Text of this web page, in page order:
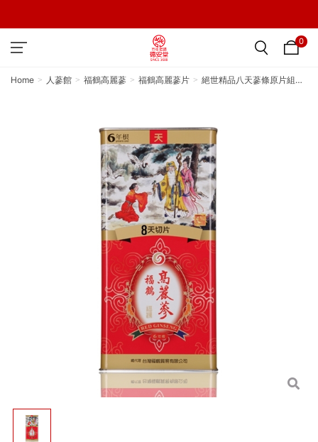
0
Home 人蔘館 福鶴高麗蔘 福鶴高麗蔘片
絕世精品八天蔘條原片組